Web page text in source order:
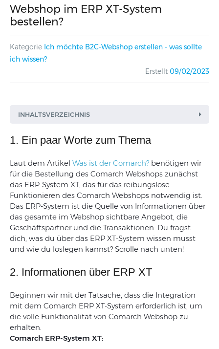
Webshop im ERP XT-System
bestellen?
Kategorie Ich möchte B2C-Webshop erstellen - was sollte
ich wissen?
Erstellt 09/02/2023
INHALTSVERZEICHNIS
1. Ein paar Worte zum Thema
Laut dem Artikel Was ist der Comarch? benötigen wir
für die Bestellung des Comarch Webshops zunächst
das ERP-System XT, das für das reibungslose
Funktionieren des Comarch Webshops notwendig ist.
Das ERP-System ist die Quelle von Informationen über
das gesamte im Webshop sichtbare Angebot, die
Geschäftspartner und die Transaktionen. Du fragst
dich, was du über das ERP XT-System wissen musst
und wie du loslegen kannst? Scrolle nach unten!
2. Informationen über ERP XT
Beginnen wir mit der Tatsache, dass die Integration
mit dem Comarch ERP XT-System erforderlich ist, um
die volle Funktionalität von Comarch Webshop zu
erhalten.
Comarch ERP-System XT: